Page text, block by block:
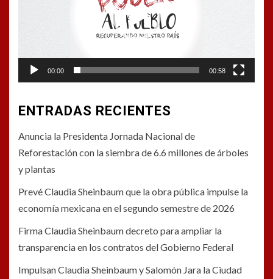
00:00 00:58
ENTRADAS RECIENTES
Anuncia la Presidenta Jornada Nacional de
Reforestación con la siembra de 6.6 millones de árboles
y plantas
Prevé Claudia Sheinbaum que la obra pública impulse la
economía mexicana en el segundo semestre de 2026
Firma Claudia Sheinbaum decreto para ampliar la
transparencia en los contratos del Gobierno Federal
Impulsan Claudia Sheinbaum y Salomón Jara la Ciudad